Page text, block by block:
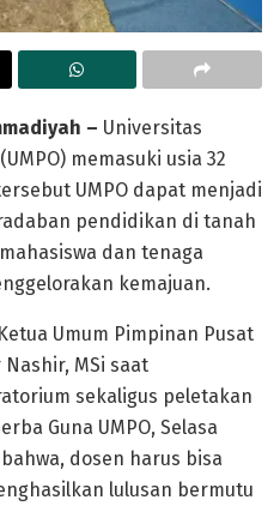
– Universitas
memasuki usia 32
UMPO dapat menjadi
pendidikan di tanah
dan tenaga
kemajuan.
Umum Pimpinan Pusat
MSi saat
sekaligus peletakan
Guna UMPO, Selasa
dosen harus bisa
lulusan bermutu